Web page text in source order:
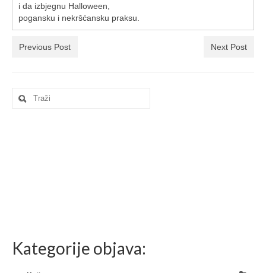
i da izbjegnu Halloween,
pogansku i nekršćansku praksu.
Previous Post Next Post
Search
for:
Kategorije objava: